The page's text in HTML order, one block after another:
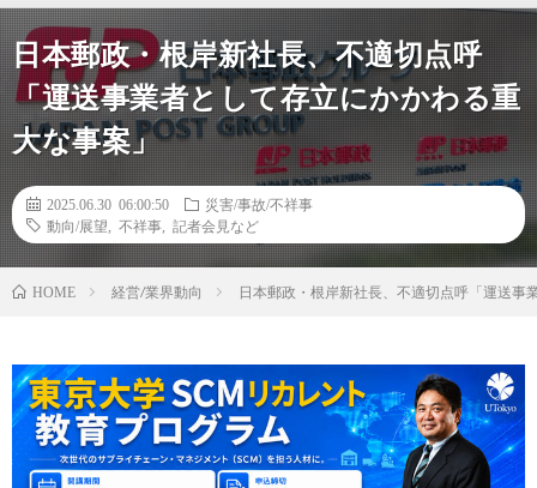
日本郵政・根岸新社長、不適切点呼
「運送事業者として存立にかかわる重
大な事案」
2025.06.30 06:00:50
災害/事故/不祥事
動向/展望
不祥事 記者会見など
HOME 経営/業界動向 日本郵政・根岸新社長、不適切点呼「運送事